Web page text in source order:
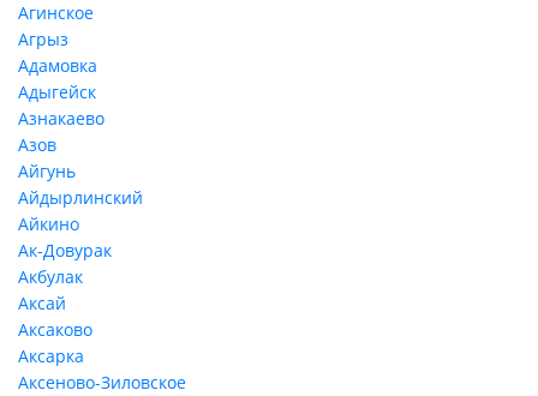
Агинское
Агрыз
Адамовка
Адыгейск
Азнакаево
Азов
Айгунь
Айдырлинский
Айкино
Ак-Довурак
Акбулак
Аксай
Аксаково
Аксарка
Аксеново-Зиловское